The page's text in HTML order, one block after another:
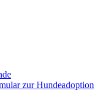
zur Hundeadoption